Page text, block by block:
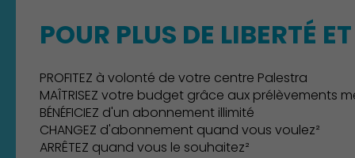
POUR PLUS DE LIBERTÉ
PROFITEZ à volonté de votre centre Palestra
MAÎTRISEZ votre budget grâce aux prélèvements
BÉNÉFICIEZ d'un abonnement illimité
CHANGEZ d'abonnement quand vous voulez²
ARRÊTEZ quand vous le souhaitez²